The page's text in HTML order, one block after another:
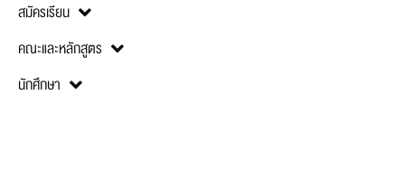
สมัครเรียน
คณะและหลักสูตร
นักศึกษา